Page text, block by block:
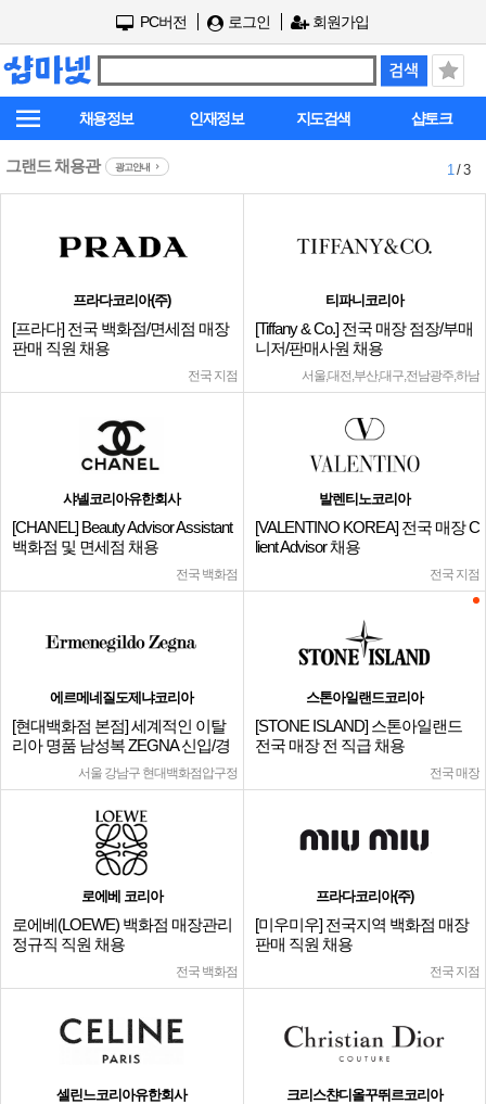
PC버전 로그인 회원가입
채용정보 인재정보 지도검색 샵토크
그랜드 채용관 광고안내 1/ 3
프라다코리아(주)
[프라다] 전국 백화점/면세점 매장
판매 직원 채용
전국 지점
티파니코리아
[Tiffany & Co.] 전국 매장 점장/부매
니저/판매사원 채용
서울,대전,부산,대구,전남광주,하남
샤넬코리아유한회사
[CHANEL] Beauty Advisor Assistant
백화점 및 면세점 채용
전국 백화점
발렌티노코리아
[VALENTINO KOREA] 전국 매장 C
lient Advisor 채용
전국 지점
에르메네질도제냐코리아
[현대백화점 본점] 세계적인 이탈
리아 명품 남성복 ZEGNA 신입/경
서울 강남구 현대백화점압구정
스톤아일랜드코리아
[STONE ISLAND] 스톤아일랜드
전국 매장 전 직급 채용
전국 매장
로에베 코리아
로에베(LOEWE) 백화점 매장관리
정규직 직원 채용
전국 백화점
프라다코리아(주)
[미우미우] 전국지역 백화점 매장
판매 직원 채용
전국 지점
셀린느코리아유한회사 크리스챤디올꾸뛰르코리아